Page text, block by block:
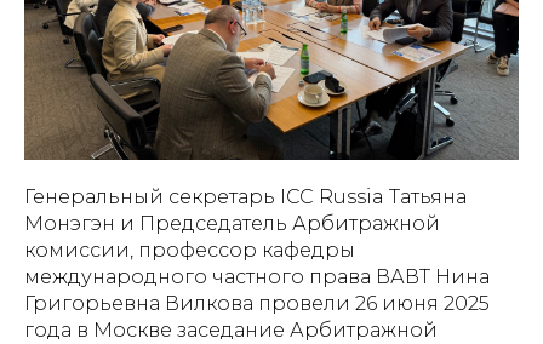
Генеральный секретарь ICC Russia Татьяна
Монэгэн и Председатель Арбитражной
комиссии, профессор кафедры
международного частного права ВАВТ Нина
Григорьевна Вилкова провели 26 июня 2025
года в Москве заседание Арбитражной